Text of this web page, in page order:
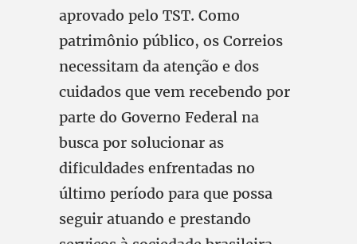
aprovado pelo TST. Como
patrimônio público, os Correios
necessitam da atenção e dos
cuidados que vem recebendo por
parte do Governo Federal na
busca por solucionar as
dificuldades enfrentadas no
último período para que possa
seguir atuando e prestando